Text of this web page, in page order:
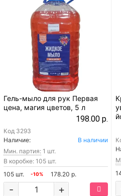
Гель-мыло для рук Первая
цена, магия цветов, 5 л
198.00 р.
Код 3293
Наличие:
В наличии
Мин. партия: 1 шт.
В коробке: 105 шт.
105 шт.
-10% 178.20 р.
+
-